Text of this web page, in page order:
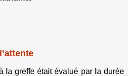
la greffe était évalué par la durée